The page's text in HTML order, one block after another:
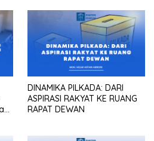
DINAMIKA PILKADA: DARI
ASPIRASI RAKYAT KE RUANG
RAPAT DEWAN